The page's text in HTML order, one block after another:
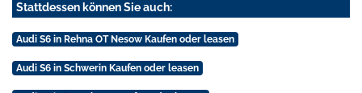
Stattdessen können Sie auch:
Audi S6 in Rehna OT Nesow Kaufen oder leasen
Audi S6 in Schwerin Kaufen oder leasen